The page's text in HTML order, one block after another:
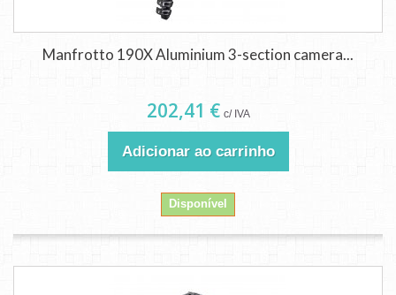
Manfrotto 190X Aluminium 3-section camera...
202,41 € c/ IVA
Adicionar ao carrinho
Disponível